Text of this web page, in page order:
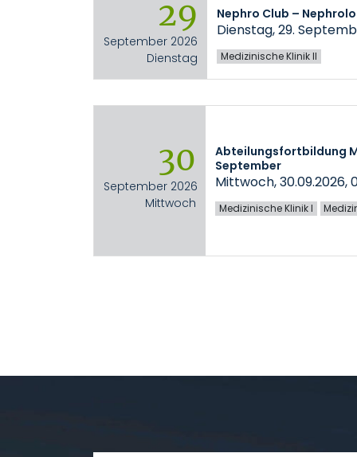
29
September 2026
Dienstag
Nephro Club –
Dienstag, 29.
Medizinische Klinik II
30
September 2026
Mittwoch
Abteilungsfortbildung
September
Mittwoch, 30.09.2026,
Medizinische Klinik I